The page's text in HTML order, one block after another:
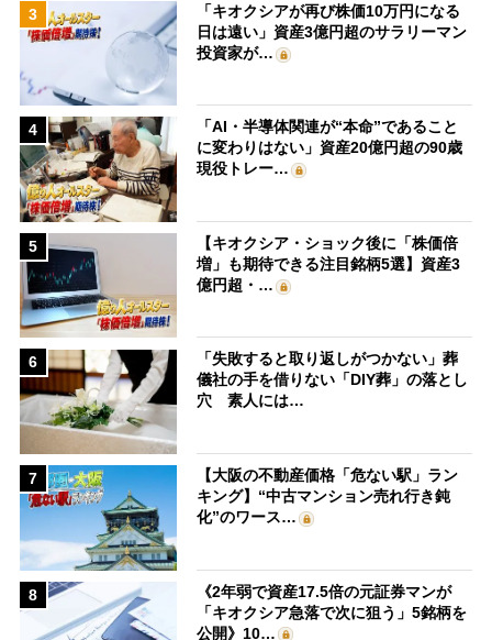
3
「キオクシアが再び株価10万円になる
日は遠い」資産3億円超のサラリーマン
投資家が…
4
「AI・半導体関連が“本命”であること
に変わりはない」資産20億円超の90歳
現役トレー…
5
【キオクシア・ショック後に「株価倍
増」も期待できる注目銘柄5選】資産3
億円超・…
6
「失敗すると取り返しがつかない」葬
儀社の手を借りない「DIY葬」の落とし
穴 素人には…
7
【大阪の不動産価格「危ない駅」ラン
キング】“中古マンション売れ行き鈍
化”のワース…
8
《2年弱で資産17.5倍の元証券マンが
「キオクシア急落で次に狙う」5銘柄を
公開》10…